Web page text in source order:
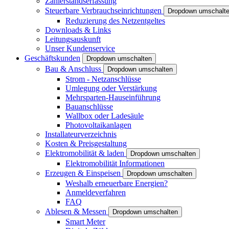
Steuerbare Verbrauchseinrichtungen
Dropdown
Reduzierung des Netzentgeltes
Downloads & Links
Leitungsauskunft
Unser Kundenservice
Geschäftskunden
Dropdown umschalten
Bau & Anschluss Dropdown umschalten
Strom - Netzanschlüsse
Umlegung oder Verstärkung
Mehrsparten-Hauseinführung
Bauanschlüsse
Wallbox oder Ladesäule
Photovoltaikanlagen
Installateurverzeichnis
Kosten & Preisgestaltung
Elektromobilität & laden
Dropdown umschalten
Elektromobilität Informationen
Erzeugen & Einspeisen
Dropdown umschalten
Weshalb erneuerbare Energien?
Anmeldeverfahren
FAQ
Ablesen & Messen
Dropdown umschalten
Smart Meter